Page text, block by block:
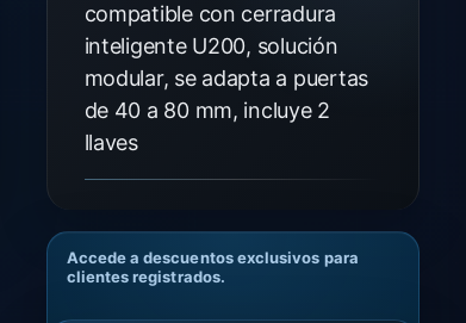
compatible con cerradura
inteligente U200, solución
modular, se adapta a puertas
de 40 a 80 mm, incluye 2
llaves
Accede a descuentos exclusivos para
clientes registrados.